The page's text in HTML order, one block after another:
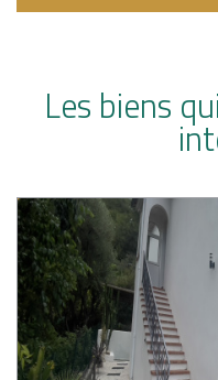
Les biens